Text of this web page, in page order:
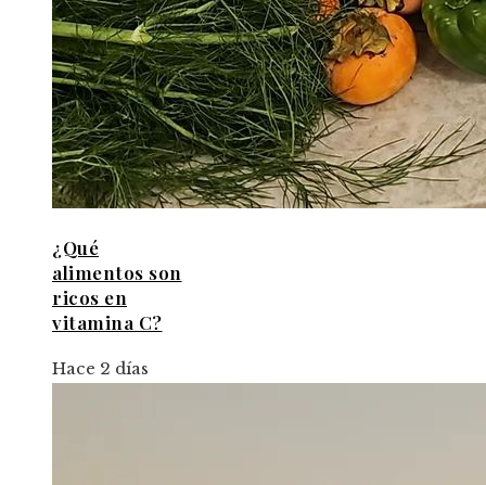
¿Qué
alimentos son
ricos en
vitamina C?
Hace 2 días